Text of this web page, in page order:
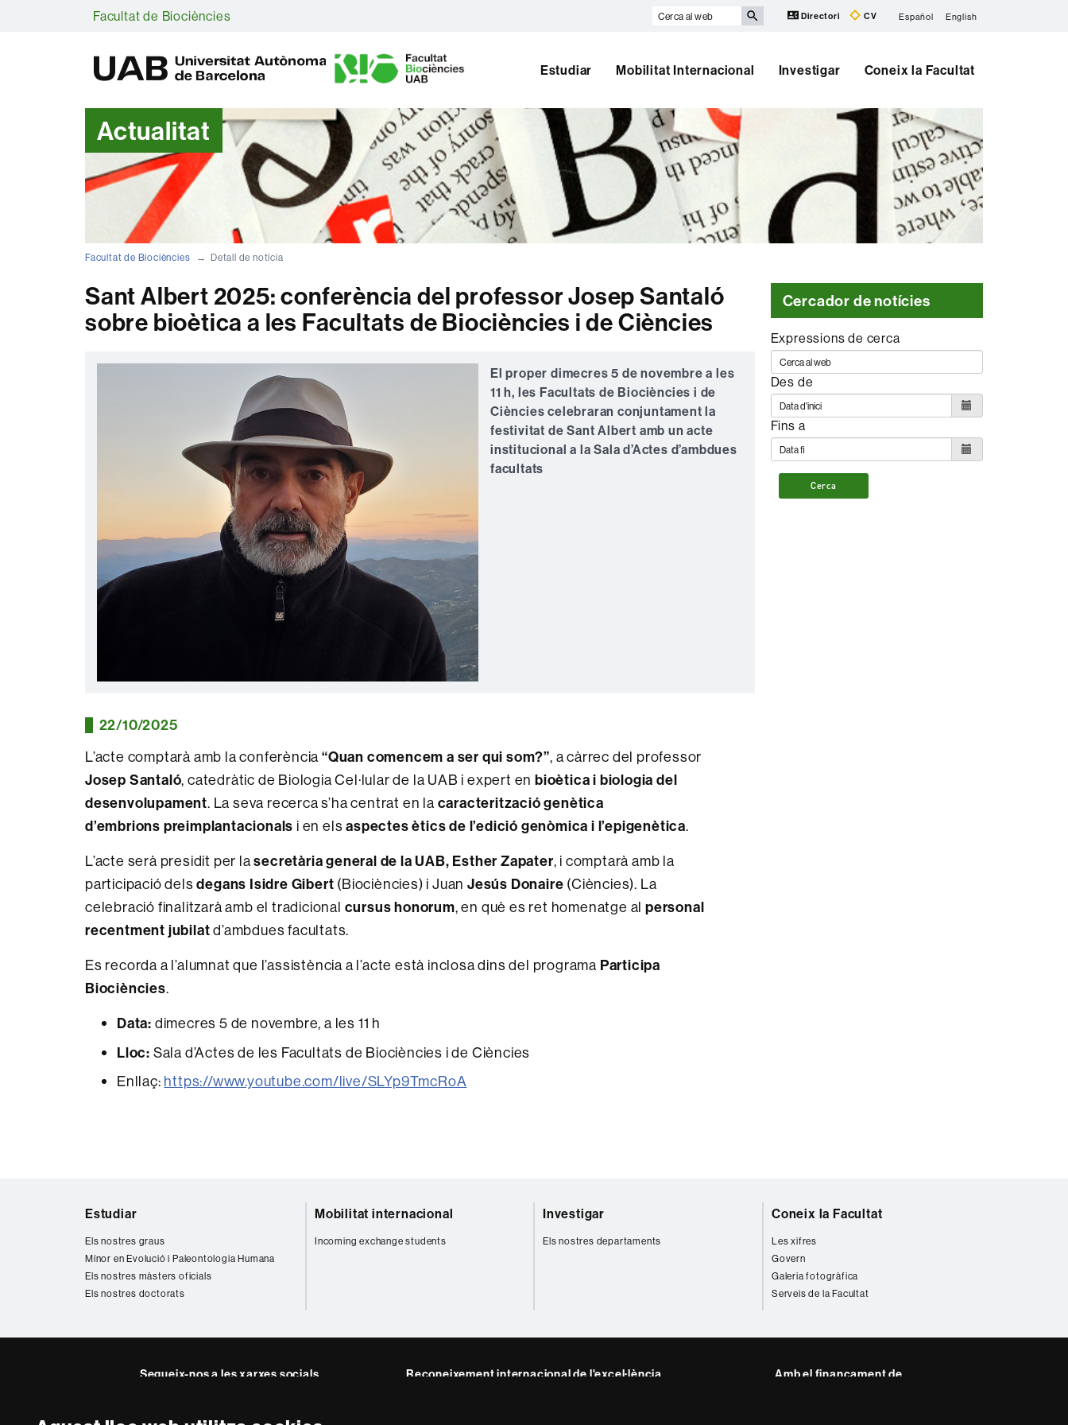
Facultat de Biociències
Cerca
Directori CV Español English
A
B
Estudiar Mobilitat Internacional Investigar Coneix la Facultat
Actualitat
Facultat de Biociències Detall de notícia
Sant Albert 2025: conferència del professor Josep Santaló
sobre bioètica a les Facultats de Biociències i de Ciències
El proper dimecres 5 de novembre a les
11 h, les Facultats de Biociències i de
Ciències celebraran conjuntament la
festivitat de Sant Albert amb un acte
institucional a la Sala d’Actes d’ambdues
facultats
22/10/2025
L’acte comptarà amb la conferència “Quan comencem a ser qui som?”, a càrrec del professor
Josep Santaló, catedràtic de Biologia Cel·lular de la UAB i expert enbioètica i biologia del
desenvolupament. La seva recerca s’ha centrat en la caracterització genètica
d’embrions preimplantacionals i en elsaspectes ètics de l’edició genòmica i l’epigenètica.
L’acte serà presidit per lasecretària general de la UAB, Esther Zapater, i comptarà amb la
participació delsdegans Isidre Gibert (Biociències) i JuanJesús Donaire (Ciències). La
celebració finalitzarà amb el tradicional cursus honorum, en què es ret homenatge alpersonal
recentment jubilatd’ambdues facultats.
Es recorda a l’alumnat que l’assistència a l’acte està inclosa dins del programa Participa
Biociències.
Data: dimecres 5 de novembre, a les 11 h
Lloc: Sala d’Actes de les Facultats de Biociències i de Ciències
Enllaç: https://www.youtube.com/live/SLYp9TmcRoA
Cercador de notícies
Expressions de cerca
Des de
Fins a
Cerca
Estudiar
Els nostres graus
Mínor en Evolució i Paleontologia Humana
Els nostres màsters oficials
Els nostres doctorats
Mobilitat internacional
Incoming exchange students
Investigar
Els nostres departaments
Coneix la Facultat
Les xifres
Govern
Galeria fotogràfica
Serveis de la Facultat
Segueix-nos a les xarxes socials Reconeixement internacional de l'excel·lència Amb el finançament de